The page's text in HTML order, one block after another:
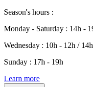
Season's hours :
Monday - Saturday : 14h -
Wednesday : 10h - 12h /
Sunday : 17h - 19h
Learn more